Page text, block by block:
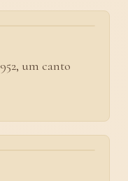
um canto